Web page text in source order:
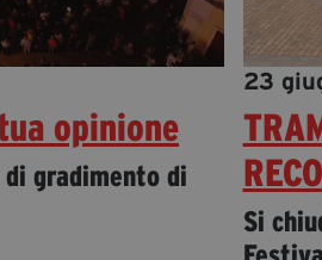
opinione
gradimento di
23
Si